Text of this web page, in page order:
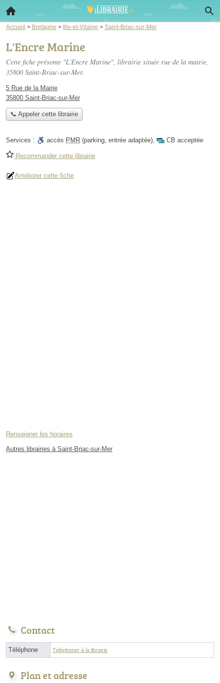
Accueil > Bretagne > Ille-et-Vilaine > Saint-Briac-sur-Mer
L'Encre Marine
Cette fiche présente "L'Encre Marine", librairie située rue de la mairie,
35800 Saint-Briac-sur-Mer.
5 Rue de la Mairie
35800 Saint-Briac-sur-Mer
📞 Appeler cette librairie
Services : accès PMR (parking, entrée adaptée), CB acceptée
Recommander cette librairie
Améliorer cette fiche
Renseigner les horaires
Autres librairies à Saint-Briac-sur-Mer
Contact
Téléphone Téléphoner à la librairie
Plan et adresse